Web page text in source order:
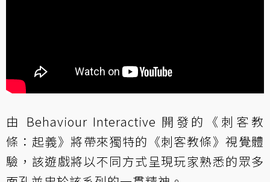
由 Behaviour Interactive 開發的《刺客教
條：起義》將帶來獨特的《刺客教條》視覺體
驗，該遊戲將以不同方式呈現玩家熟悉的眾多